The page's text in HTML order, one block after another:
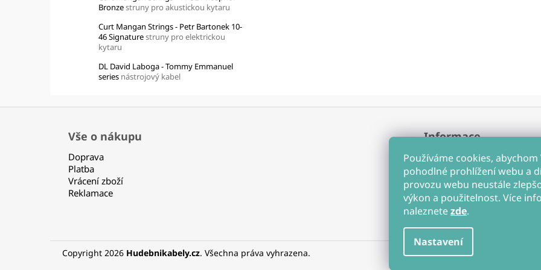
Používáme cookies,
pohodlné prohlížení webu a
provozu webu neustále
výkon a použitelnost. Více
naleznetezde.
Nastavení
Bronzestruny pro akustickou kytaru
Curt Mangan Strings - Petr Bartonek 10-
46 Signaturestruny pro elektrickou
kytaru
DL David Laboga - Tommy Emmanuel
series nástrojový kabel
Z
Vše o nákupu
Doprava
Platba
Vrácení zboží
Reklamace
Informace
Obchodní podmínky
Ochrana osobních údajů
Soubory cookies
Hodnocení obchodu
Copyright 2026 Hudebnikabely.cz. Všechna práva vyhrazena.